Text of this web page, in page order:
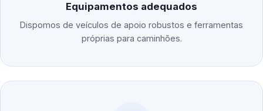
Equipamentos adequados
Dispomos de veículos de apoio robustos e ferramentas
próprias para caminhões.